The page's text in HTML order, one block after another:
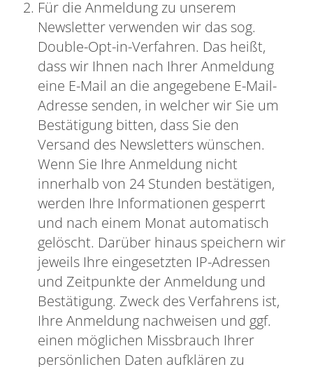
Für die Anmeldung zu unserem
Newsletter verwenden wir das sog.
Double-Opt-in-Verfahren. Das heißt,
dass wir Ihnen nach Ihrer Anmeldung
eine E-Mail an die angegebene E-Mail-
Adresse senden, in welcher wir Sie um
Bestätigung bitten, dass Sie den
Versand des Newsletters wünschen.
Wenn Sie Ihre Anmeldung nicht
innerhalb von 24 Stunden bestätigen,
werden Ihre Informationen gesperrt
und nach einem Monat automatisch
gelöscht. Darüber hinaus speichern wir
jeweils Ihre eingesetzten IP-Adressen
und Zeitpunkte der Anmeldung und
Bestätigung. Zweck des Verfahrens ist,
Ihre Anmeldung nachweisen und ggf.
einen möglichen Missbrauch Ihrer
persönlichen Daten aufklären zu